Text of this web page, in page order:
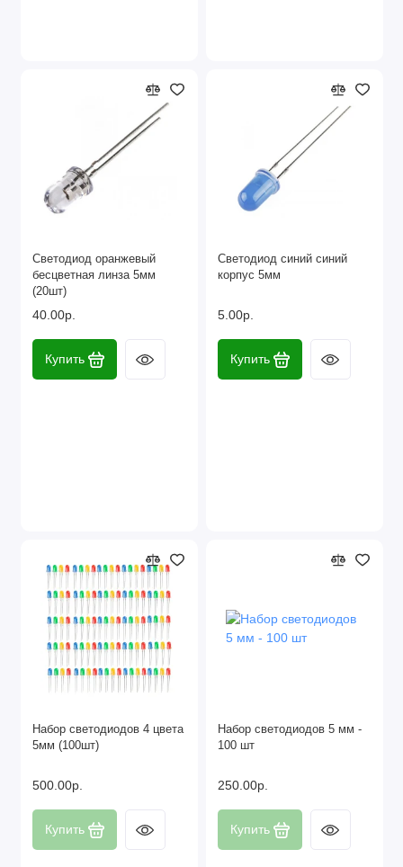
Светодиод оранжевый
бесцветная линза 5мм
(20шт)
40.00р.
Купить
Светодиод синий синий
корпус 5мм
5.00р.
Купить
Набор светодиодов 4 цвета
5мм (100шт)
500.00р.
Купить
Набор светодиодов 5 мм -
100 шт
250.00р.
Купить